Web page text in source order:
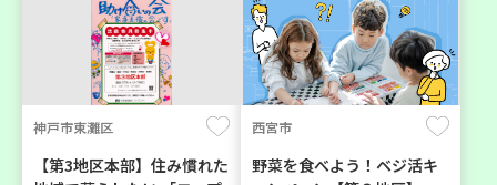
神戸市東灘区
【第3地区本部】住み慣れた
西宮市
野菜を食べよう！ベジ活キ